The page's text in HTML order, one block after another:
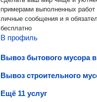
примерами выполненных
личные сообщения и я
бесплатно
В профиль
Ещё 11 услуг